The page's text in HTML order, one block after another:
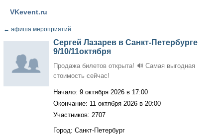
VKevent.ru
← афиша мероприятий
Сергей Лазарев в Санкт-Петербурге
9/10/11октября
Продажа билетов открыта! 🔊 Самая выгодная
стоимость сейчас!
Начало: 9 октября 2026 в 17:00
Окончание: 11 октября 2026 в 20:00
Участников: 2707
Город: Санкт-Петербург